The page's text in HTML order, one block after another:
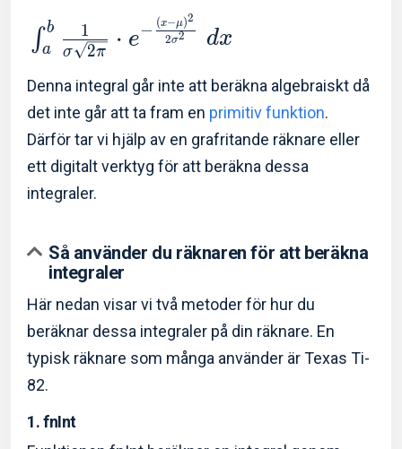
∫a
b
σ
2π
1 ⋅ e−
2σ2
(x−μ)2
dx
Denna integral går inte att beräkna algebraiskt då
det inte går att ta fram en primitiv funktion.
Därför tar vi hjälp av en grafritande räknare eller
ett digitalt verktyg för att beräkna dessa
integraler.
Så använder du räknaren för att beräkna
integraler
Här nedan visar vi två metoder för hur du
beräknar dessa integraler på din räknare. En
typisk räknare som många använder är Texas Ti-
82.
1. fnInt